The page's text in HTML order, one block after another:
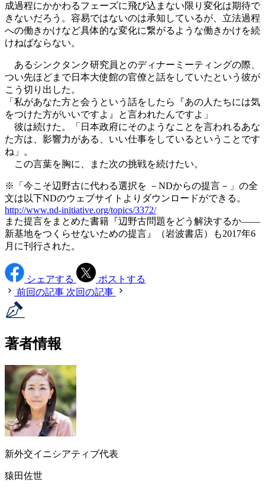
成過程にかかわるフェーズに飛び込まない限り変化は期待で
きないだろう。容易ではないのは承知しているが、立法過程
への働きかけなど具体的な変化に繋がるような働きかけを続
けねばならない。
あるシンクタンク研究員とのディナーミーティングの際、
つい先ほどまで日本大使館の官僚と話をしていたという彼が
こう切り出した。
「私があなた方と会うという話をしたら『あの人たちには気
をつけた方がいいですよ』と言われたんですよ」
彼は続けた。「日本政府にそのようなことを言われるあな
た方は、影響力がある、いい仕事をしているということです
ね」。
この言葉を胸に、また次の挑戦を続けたい。
※「今こそ辺野古に代わる選択を －NDからの提言－」の全
文は以下NDのウェブサイトよりダウンロードができる。
http://www.nd-initiative.org/topics/3372/
また提言をまとめた書籍『辺野古問題をどう解決するか――
新基地をつくらせないための提言』（岩波書店）も2017年6
月に刊行された。
シェアする
ポストする
前回の記事 次回の記事
著者情報
新外交イニシアティブ代表
猿田佐世